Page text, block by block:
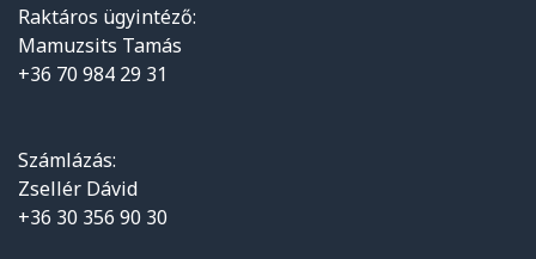
Raktáros ügyintéző:
Mamuzsits Tamás
+36 70 984 29 31
Számlázás:
Zsellér Dávid
+36 30 356 90 30